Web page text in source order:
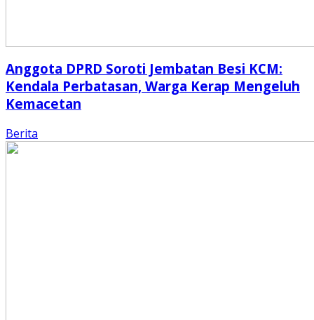
Anggota DPRD Soroti Jembatan Besi KCM:
Kendala Perbatasan, Warga Kerap Mengeluh
Kemacetan
Berita